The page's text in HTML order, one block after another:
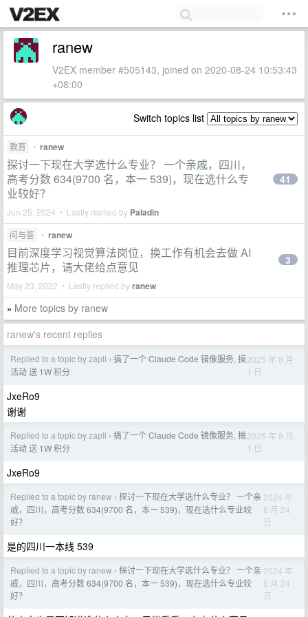
ranew
V2EX member #505143, joined on 2020-08-24 10:53:43
+08:00
Switch topics list
教育 • ranew
探讨一下现在大学选什么专业？ 一个亲戚，四川，
高考分数 634(9700 名，本一 539)，现在选什么专
业较好？
Jun 25, 2024 • Lastly replied by Paladin
41
问与答 • ranew
目前深度学习视觉算法岗位，换工作有机会去做 AI
推理芯片，请大佬给点意见
May 23, 2022 • Lastly replied byranew
3
» More topics by ranew
ranew's recent replies
Replied to a topic by zapll › 搞了一个 Claude Code 镜像服务, 搞
活动 送 1W 积分
2025 年 8 月
1 日
JxeRo9
谢谢
Replied to a topic by zapll › 搞了一个 Claude Code 镜像服务, 搞
活动 送 1W 积分
2025 年 8 月
1 日
JxeRo9
Replied to a topic by ranew › 探讨一下现在大学选什么专业？ 一个亲
戚，四川，高考分数 634(9700 名，本一 539)，现在选什么专业较
好？
2024 年
6 月 24
日
是的四川一本线 539
Replied to a topic by ranew › 探讨一下现在大学选什么专业？ 一个亲
戚，四川，高考分数 634(9700 名，本一 539)，现在选什么专业较
好？
2024 年
6 月 24
日